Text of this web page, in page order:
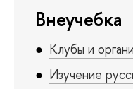
Внеучебка
Клубы и
Изучение